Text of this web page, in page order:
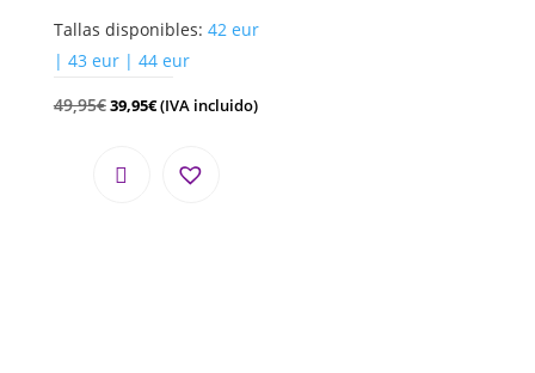
Tallas disponibles: 42 eur
| 43 eur | 44 eur
49,95€39,95€(IVA incluido)